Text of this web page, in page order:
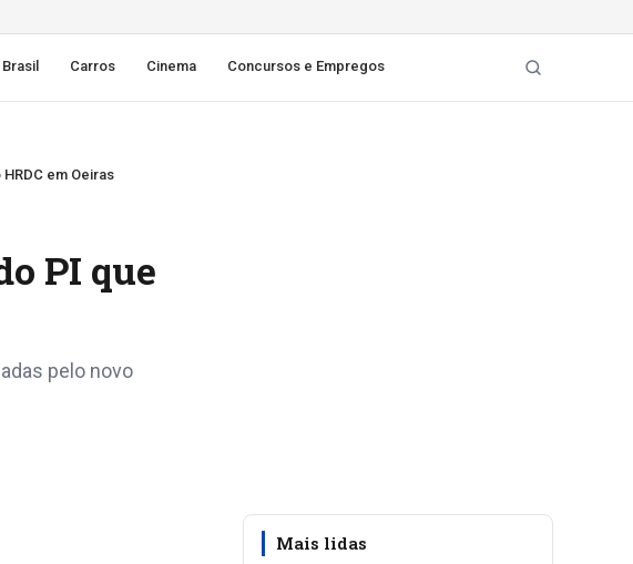
Brasil Carros Cinema Concursos e Empregos
em Oeiras
PI que
pelo novo
Mais lidas